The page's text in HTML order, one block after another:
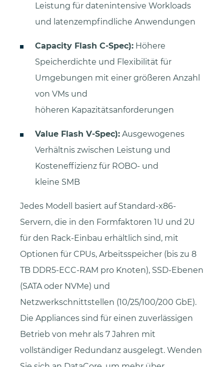
Leistung für datenintensive Workloads
und latenzempfindliche Anwendungen
Capacity Flash C-Spec): Höhere
Speicherdichte und Flexibilität für
Umgebungen mit einer größeren Anzahl
von VMs und
höheren Kapazitätsanforderungen
Value Flash V-Spec): Ausgewogenes
Verhältnis zwischen Leistung und
Kosteneffizienz für ROBO- und
kleine SMB
Jedes Modell basiert auf Standard-x86-
Servern, die in den Formfaktoren 1U und 2U
für den Rack-Einbau erhältlich sind, mit
Optionen für CPUs, Arbeitsspeicher (bis zu 8
TB DDR5-ECC-RAM pro Knoten), SSD-Ebenen
(SATA oder NVMe) und
Netzwerkschnittstellen (10/25/100/200 GbE).
Die Appliances sind für einen zuverlässigen
Betrieb von mehr als 7 Jahren mit
vollständiger Redundanz ausgelegt. Wenden